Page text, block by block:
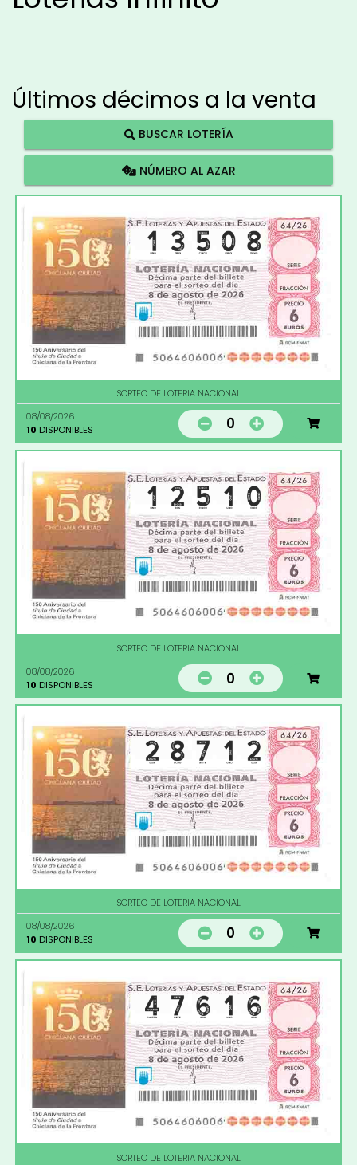
Últimos décimos a la venta
BUSCAR LOTERÍA
NÚMERO AL AZAR
SORTEO DE LOTERIA NACIONAL
08/08/2026
10 DISPONIBLES 0
SORTEO DE LOTERIA NACIONAL
08/08/2026
10 DISPONIBLES 0
SORTEO DE LOTERIA NACIONAL
08/08/2026
10 DISPONIBLES 0
SORTEO DE LOTERIA NACIONAL